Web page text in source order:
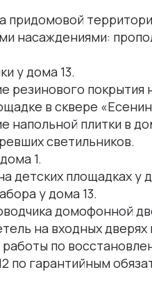
придомовой
насаждениями:
у дома 13.
резинового покрытия
в сквере
напольной плитки в
светильников.
1.
детских площадках у
у дома 13.
домофонной
на входных
по
по гарантийным